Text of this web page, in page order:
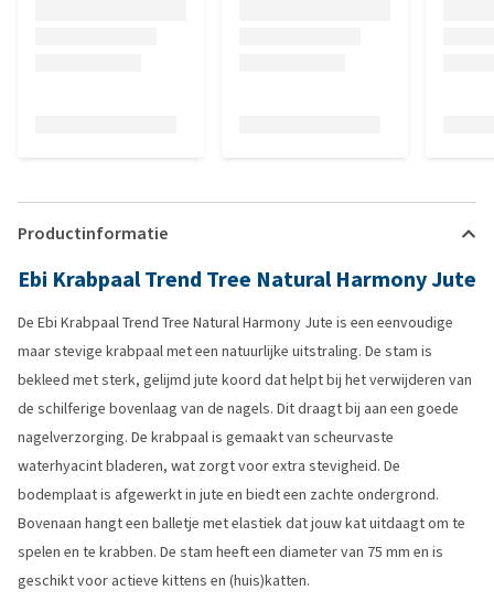
Productinformatie
Ebi Krabpaal Trend Tree Natural Harmony Jute
De Ebi Krabpaal Trend Tree Natural Harmony Jute is een eenvoudige
maar stevige krabpaal met een natuurlijke uitstraling. De stam is
bekleed met sterk, gelijmd jute koord dat helpt bij het verwijderen van
de schilferige bovenlaag van de nagels. Dit draagt bij aan een goede
nagelverzorging. De krabpaal is gemaakt van scheurvaste
waterhyacint bladeren, wat zorgt voor extra stevigheid. De
bodemplaat is afgewerkt in jute en biedt een zachte ondergrond.
Bovenaan hangt een balletje met elastiek dat jouw kat uitdaagt om te
spelen en te krabben. De stam heeft een diameter van 75 mm en is
geschikt voor actieve kittens en (huis)katten.